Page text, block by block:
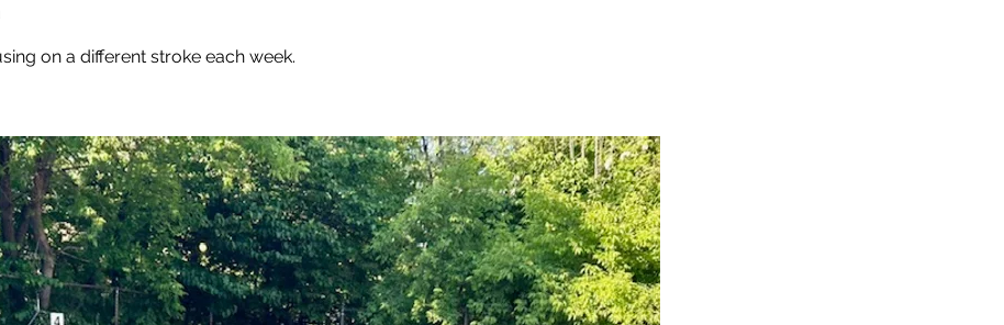
on a different stroke each week.